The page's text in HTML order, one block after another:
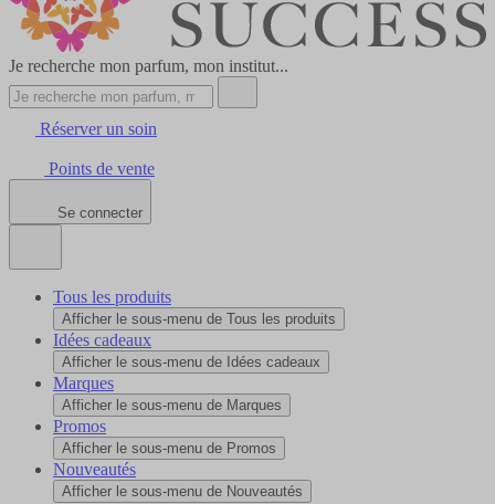
Je recherche mon parfum, mon institut...
Réserver un soin
Points de vente
Se connecter
Tous les produits
Afficher le sous-menu de Tous les produits
Idées cadeaux
Afficher le sous-menu de Idées cadeaux
Marques
Afficher le sous-menu de Marques
Promos
Afficher le sous-menu de Promos
Nouveautés
Afficher le sous-menu de Nouveautés